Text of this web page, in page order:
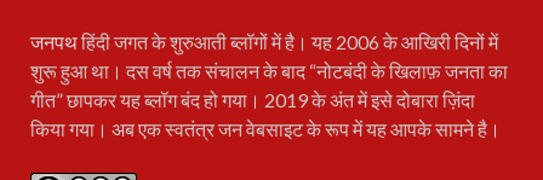
जनपथहिंदी जगत के शुरुआती ब्लॉगों में है। यह 2006 के आखिरी दिनों में
शुरू हुआ था। दस वर्ष तक संचालन के बाद “नोटबंदी के खिलाफ़ जनता का
गीत” छापकर यह ब्लॉग बंद हो गया। 2019 के अंत में इसे दोबारा ज़िंदा
किया गया। अब एक स्वतंत्र जन वेबसाइट के रूप में यह आपके सामने है।